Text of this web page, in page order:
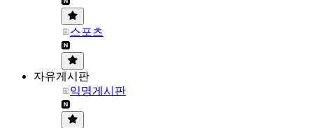
스포츠
자유게시판
익명게시판